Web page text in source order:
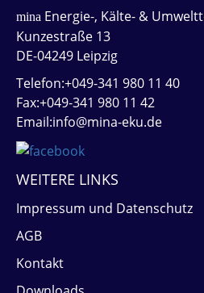
mina Energie-, Kälte- &
Kunzestraße 13
DE-04249 Leipzig
Telefon:+049-341 980 11 40
Fax:+049-341 980 11 42
Email:info@mina-eku.de
WEITERE LINKS
Impressum und Datenschutz
AGB
Kontakt